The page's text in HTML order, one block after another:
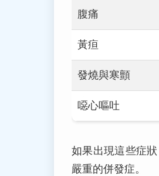
腹痛
黃疸
發燒與寒顫
噁心嘔吐
如果出現這些症
嚴重的併發症。